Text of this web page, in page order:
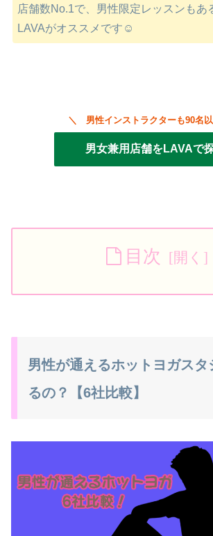
店舗数No.1で、男性限定レッスンもあ
LAVAがオススメです☺︎
＼ 男性インストラクターも90名
男女兼用店舗をLAVAで
目次
男性が通えるホットヨガスタ
るの？【6社比較】